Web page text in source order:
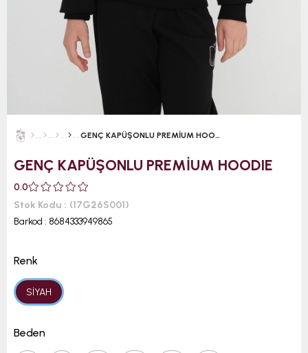
GENÇ KAPÜŞONLU PREMİUM HOODIE
GENÇ KAPÜŞONLU PREMİUM HOODIE
0.0
Stok Kodu
(17G26S001)
Barkod : 8684333949865
Renk
SİYAH
Beden